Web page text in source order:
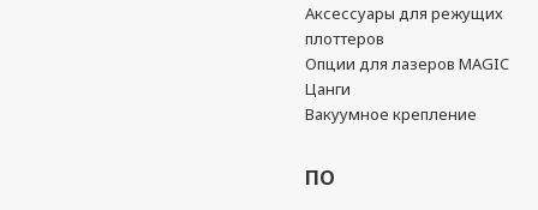
Аксессуары для режущих
плоттеров
Опции для лазеров MAGIC
Цанги
Вакуумное крепление
ПО